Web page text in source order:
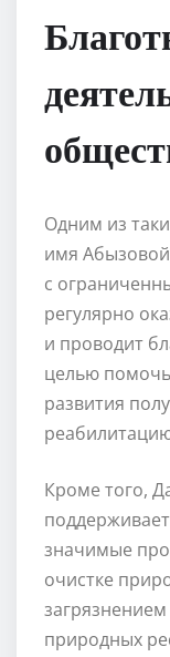
Одним из
имя
с
регулярно
и проводит
целью
развития
Кроме того,
значимые
очистке
природных